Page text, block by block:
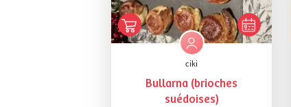
ciki
Bullarna (brioches
suédoises)